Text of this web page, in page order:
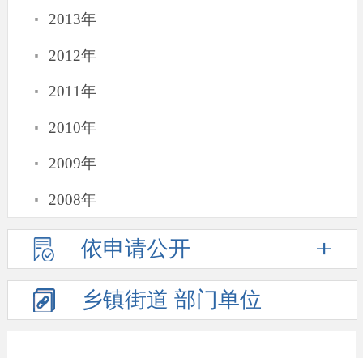
· 2013年
· 2012年
· 2011年
· 2010年
· 2009年
· 2008年
依申请公开
乡镇街道 部门单位